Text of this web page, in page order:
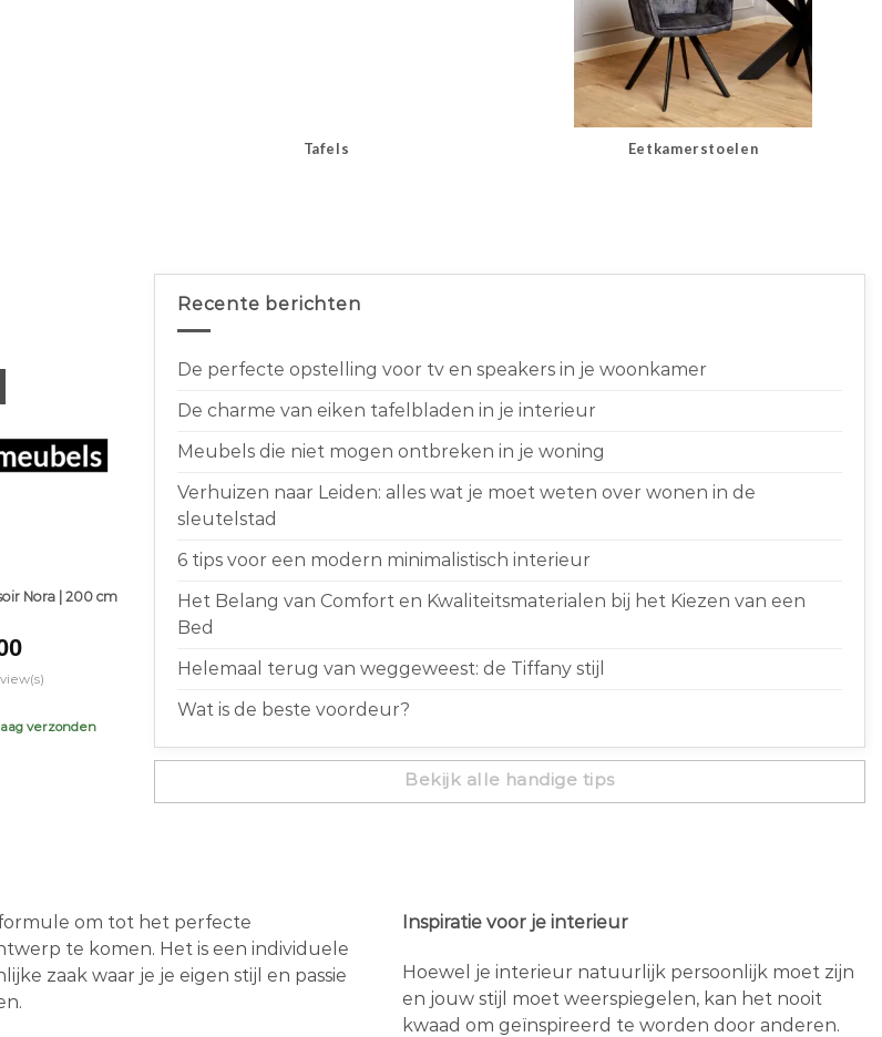
Tafels Eetkamerstoelen
Nora | 200 cm
Current
price
is:
€719,00.
verzonden
Recente berichten
De perfecte opstelling voor tv en speakers in je woonkamer
De charme van eiken tafelbladen in je interieur
Meubels die niet mogen ontbreken in je woning
Verhuizen naar Leiden: alles wat je moet weten over wonen in de
sleutelstad
6 tips voor een modern minimalistisch interieur
Het Belang van Comfort en Kwaliteitsmaterialen bij het Kiezen van een
Bed
Helemaal terug van weggeweest: de Tiffany stijl
Wat is de beste voordeur?
Bekijk alle handige tips
om tot het perfecte
te komen. Het is een individuele
zaak waar je je eigen stijl en passie
Inspiratie voor je interieur
Hoewel je interieur natuurlijk persoonlijk moet zijn
en jouw stijl moet weerspiegelen, kan het nooit
kwaad om geïnspireerd te worden door anderen.